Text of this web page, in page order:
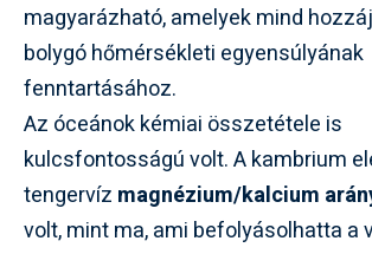
magyarázható, amelyek mind
bolygó hőmérsékleti egyensúlyának
fenntartásához.
Az óceánok kémiai összetétele is
kulcsfontosságú volt. A kambrium
tengervíz magnézium/kalcium
volt, mint ma, ami befolyásolhatta a